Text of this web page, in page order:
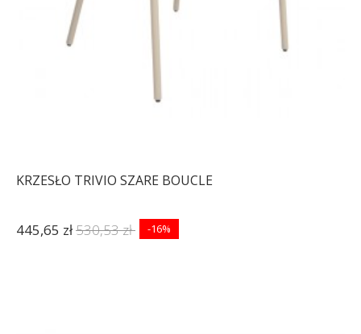
KRZESŁO TRIVIO SZARE BOUCLE
445,65 zł530,53 zł -16%